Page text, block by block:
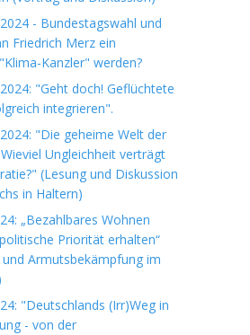
- Bundestagswahl und
Friedrich Merz ein
Kanzler" werden?
"Geht doch! Geflüchtete
integrieren".
"Die geheime Welt der
Ungleichheit verträgt
(Lesung und Diskussion
in Haltern)
„Bezahlbares Wohnen
Priorität erhalten“
Armutsbekämpfung im
"Deutschlands (Irr)Weg in
- von der